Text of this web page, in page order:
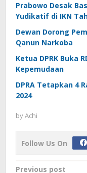
Prabowo Desak
Yudikatif di IKN
Dewan Dorong
Qanun Narkoba
Ketua DPRK Buka
Kepemudaan
DPRA Tetapkan 4
2024
byAchi
Follow Us On
Previous post